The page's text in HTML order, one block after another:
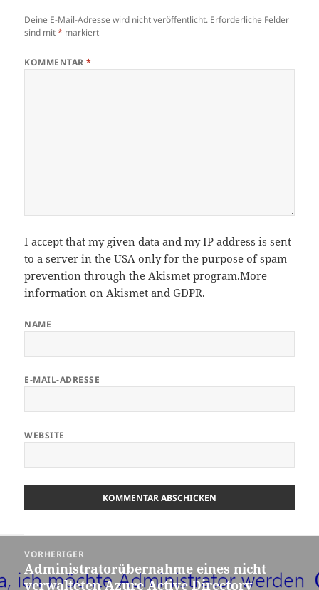
Deine E-Mail-Adresse wird nicht veröffentlicht. Erforderliche Felder
sind mit* markiert
KOMMENTAR*
I accept that my given data and my IP address is sent
to a server in the USA only for the purpose of spam
prevention through theAkismet program.More
information on Akismet and GDPR.
NAME
E-MAIL-ADRESSE
WEBSITE
VORHERIGER
Vorheriger
Beitrag:
Administratorübernahme eines nicht
verwalteten Azure Active Directory